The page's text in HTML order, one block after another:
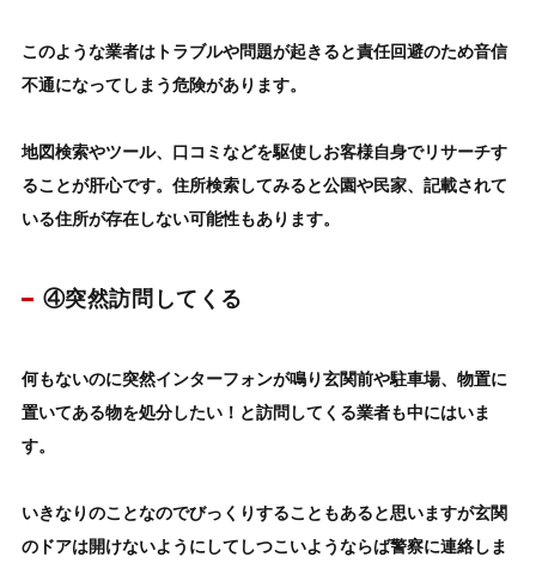
このような業者はトラブルや問題が起きると責任回避のため音信
不通になってしまう危険があります。
地図検索やツール、口コミなどを駆使しお客様自身でリサーチす
ることが肝心です。 住所検索してみると公園や民家、記載されて
いる住所が存在しない可能性もあります。
④突然訪問してくる
何もないのに突然インターフォンが鳴り玄関前や駐車場、物置に
置いてある物を処分したい！と訪問してくる業者も中にはいま
す。
いきなりのことなのでびっくりすることもあると思いますが玄関
のドアは開けないようにしてしつこいようならば警察に連絡しま